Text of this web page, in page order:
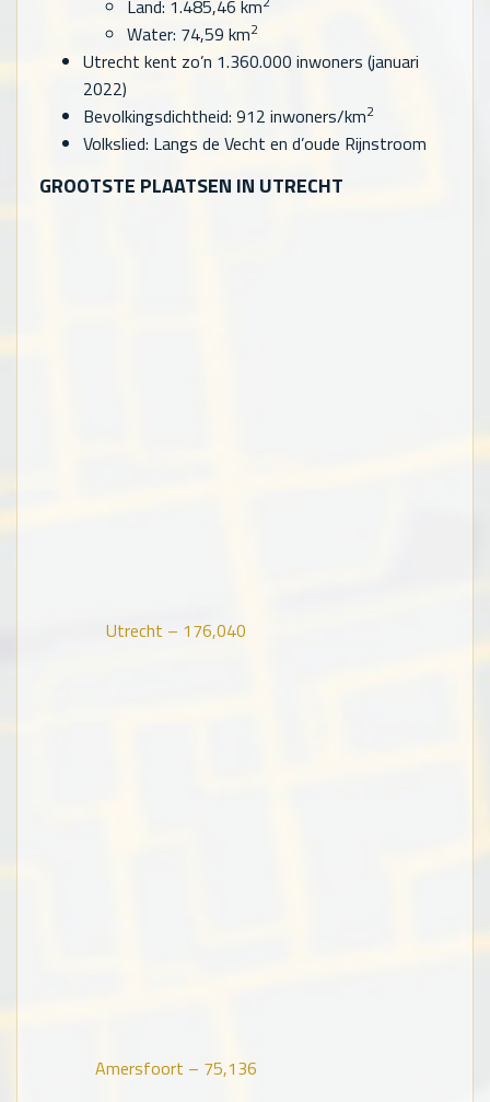
Land: 1.485,46 km
Water: 74,59 km2
Utrecht kent zo’n 1.360.000 inwoners (januari
2022)
Bevolkingsdichtheid: 912 inwoners/km2
Volkslied: Langs de Vecht en d’oude Rijnstroom
GROOTSTE PLAATSEN IN UTRECHT
Utrecht – 176,040
Amersfoort – 75,136